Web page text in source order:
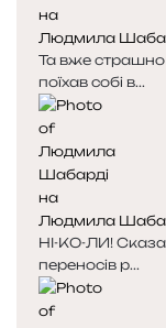
Людмила
Та вже страшно
поїхав собі в...
Людмила
НІ-КО-ЛИ!
переносів р...